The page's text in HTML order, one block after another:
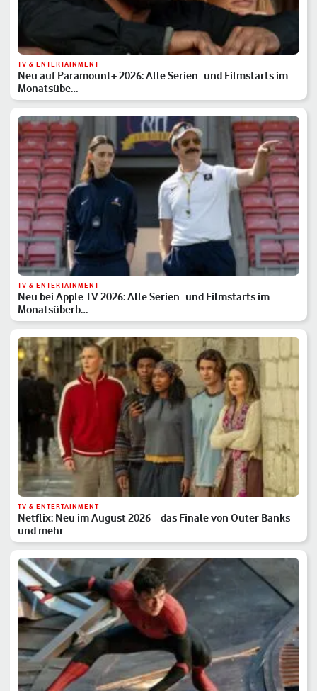
TV & ENTERTAINMENT
Neu auf Paramount+ 2026: Alle Serien- und Filmstarts im
Monatsübe…
TV & ENTERTAINMENT
Neu bei Apple TV 2026: Alle Serien- und Filmstarts im
Monatsüberb…
TV & ENTERTAINMENT
Netflix: Neu im August 2026 – das Finale von Outer Banks
und mehr